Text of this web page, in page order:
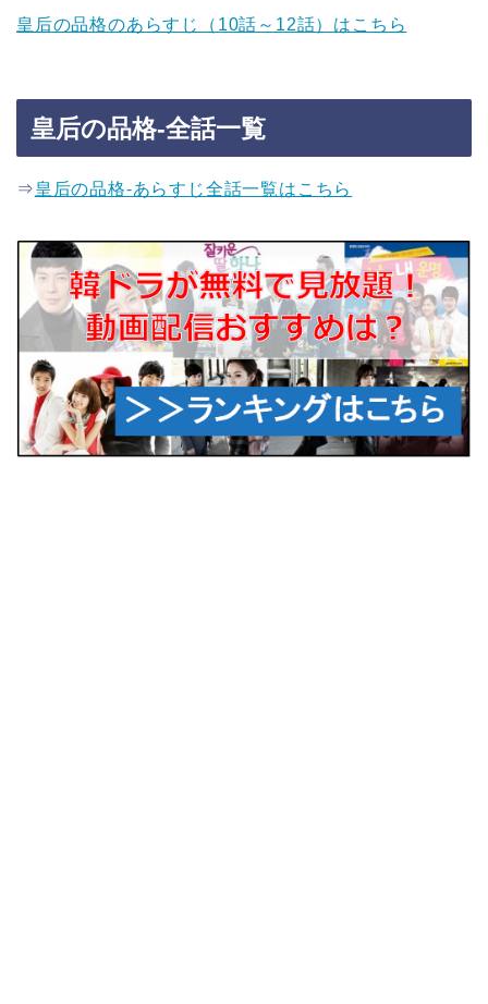
皇后の品格のあらすじ（10話～12話）はこちら
皇后の品格-全話一覧
⇒皇后の品格-あらすじ全話一覧はこちら